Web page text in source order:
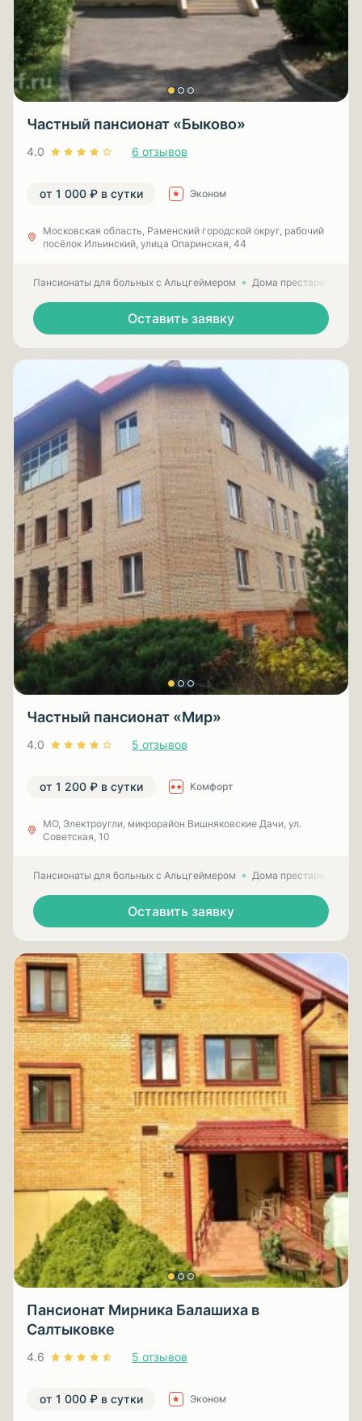
Частный пансионат «Быково»
4.0 6 отзывов
от 1 000 ₽ в сутки Эконом
Московская область, Раменский городской округ, рабочий
посёлок Ильинский, улица Опаринская, 44
Пансионаты для больных с Альцгеймером Дома престарелых
Оставить заявку
Частный пансионат «Мир»
4.0 5 отзывов
от 1 200 ₽ в сутки Комфорт
МО, Электроугли, микрорайон Вишняковские Дачи, ул.
Советская, 10
Пансионаты для больных с Альцгеймером Дома престарелых
Оставить заявку
Пансионат Мирника Балашиха в
Салтыковке
4.6 5 отзывов
от 1 000 ₽ в сутки Эконом